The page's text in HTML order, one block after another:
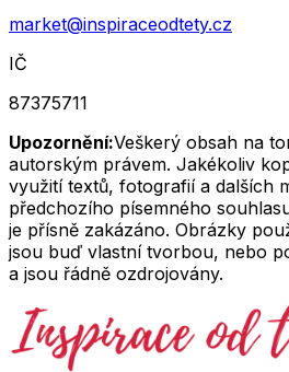
market@inspiraceodtety.cz
IČ
87375711
Upozornění:Veškerý obsah na
autorským právem. Jakékoliv
využití textů, fotografií a dalších
předchozího písemného
je přísně zakázáno. Obrázky
jsou buď vlastní tvorbou, nebo
a jsou řádně ozdrojovány.